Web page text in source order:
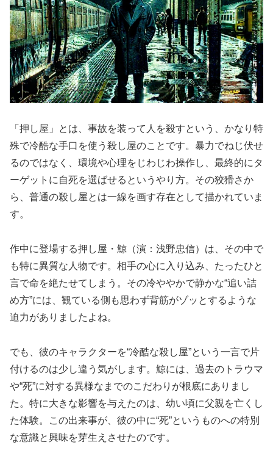
「押し屋」とは、事故を装って人を殺すという、かなり特
殊で冷酷な手口を使う殺し屋のことです。暴力でねじ伏せ
るのではなく、環境や心理をじわじわ操作し、最終的にタ
ーゲットに自死を選ばせるというやり方。その狡猾さか
ら、普通の殺し屋とは一線を画す存在として描かれていま
す。
作中に登場する押し屋・鯨（演：浅野忠信）は、その中で
も特に異質な人物です。相手の心に入り込み、たったひと
言で命を絶たせてしまう。その冷ややかで静かな“追い詰
め方”には、観ている側も思わず背筋がゾッとするような
迫力がありましたよね。
でも、彼のキャラクターを“冷酷な殺し屋”という一言で片
付けるのは少し違う気がします。鯨には、過去のトラウマ
や“死”に対する異様なまでのこだわりが根底にありまし
た。特に大きな影響を与えたのは、幼い頃に父親を亡くし
た体験。この出来事が、彼の中に“死”というものへの特別
な意識と興味を芽生えさせたのです。